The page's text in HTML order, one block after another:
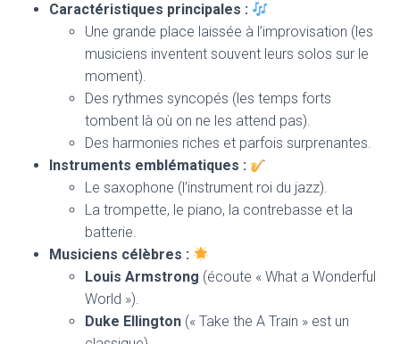
Caractéristiques principales :
Une grande place laissée à l’improvisation (les
musiciens inventent souvent leurs solos sur le
moment).
Des rythmes syncopés (les temps forts
tombent là où on ne les attend pas).
Des harmonies riches et parfois surprenantes.
Instruments emblématiques :
Le saxophone (l’instrument roi du jazz).
La trompette, le piano, la contrebasse et la
batterie.
Musiciens célèbres :
Louis Armstrong (écoute « What a Wonderful
World »).
Duke Ellington (« Take the A Train » est un